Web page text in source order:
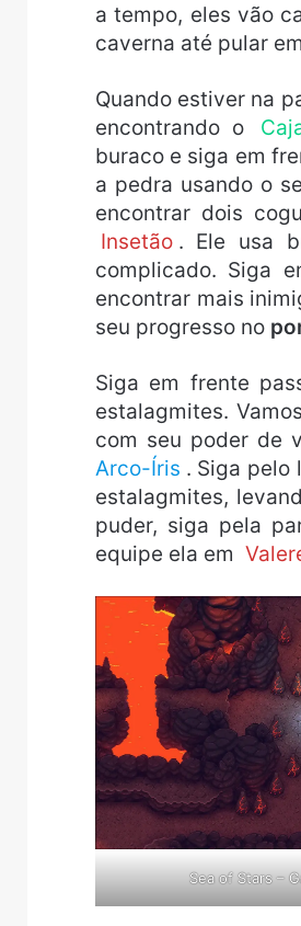
a tempo, eles vão
caverna até pular
Quando estiver na
encontrando o
buraco e siga em
a pedra usando o
encontrar dois
Insetão . Ele usa
complicado. Siga
encontrar mais
seu progresso no
Siga em frente
estalagmites.
com seu poder de
Arco-Íris . Siga pelo
estalagmites,
puder, siga pela
equipe ela em
Sea of Stars –